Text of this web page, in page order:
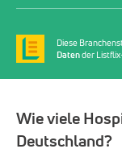
Diese
Datender
Wie viele
Deutschland?